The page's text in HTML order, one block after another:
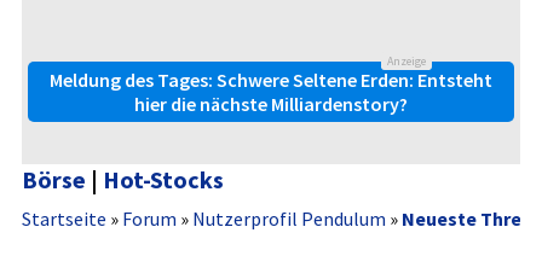
Anzeige
Meldung des Tages: Schwere Seltene Erden: Entsteht
hier die nächste Milliardenstory?
Börse | Hot-Stocks
Startseite » Forum » Nutzerprofil Pendulum » Neueste